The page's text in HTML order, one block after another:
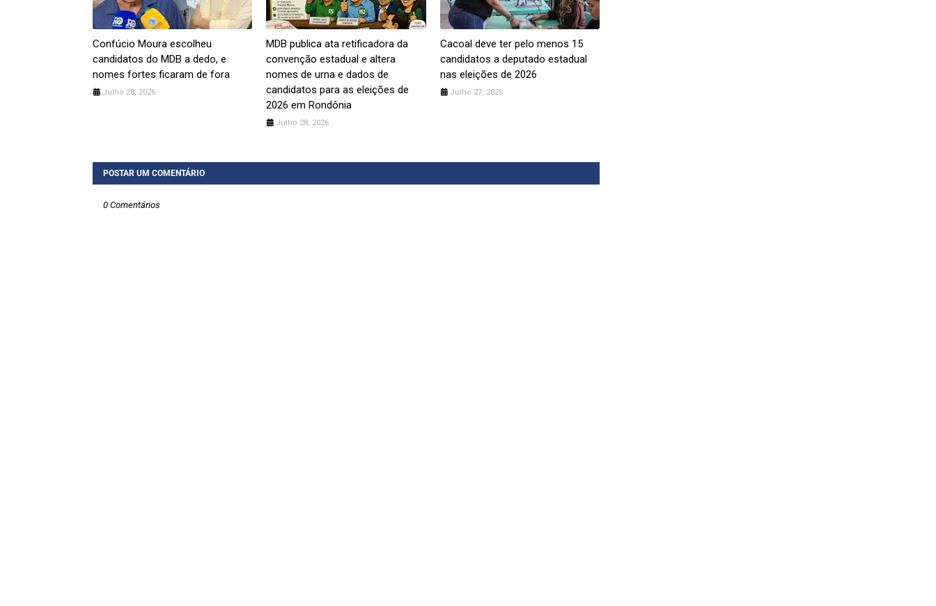
Confúcio Moura escolheu
candidatos do MDB a dedo, e
nomes fortes ficaram de fora
Julho 28, 2026
MDB publica ata retificadora da
convenção estadual e altera
nomes de urna e dados de
candidatos para as eleições de
2026 em Rondônia
Julho 28, 2026
Cacoal deve ter pelo menos 15
candidatos a deputado estadual
nas eleições de 2026
Julho 27, 2026
POSTAR UM COMENTÁRIO
0 Comentários